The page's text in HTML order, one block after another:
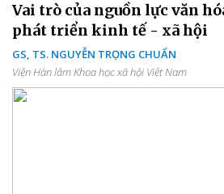
Vai trò của nguồn lực văn
phát triển kinh tế - xã hội
GS, TS. NGUYỄN TRỌNG CHUẨN
Viện Hàn lâm Khoa học xã hội Việt Nam